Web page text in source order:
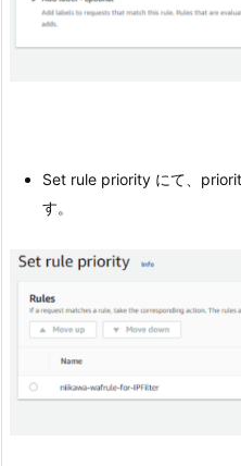
Set rule priority にて、
す。